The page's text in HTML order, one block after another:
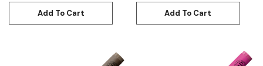
Add To Cart Add To Cart